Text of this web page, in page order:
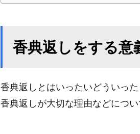
香典返しをする意
香典返しとはいったいどういった
香典返しが大切な理由などについ